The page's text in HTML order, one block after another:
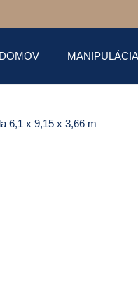
DOMOV
6,1 x 9,15 x 3,66 m